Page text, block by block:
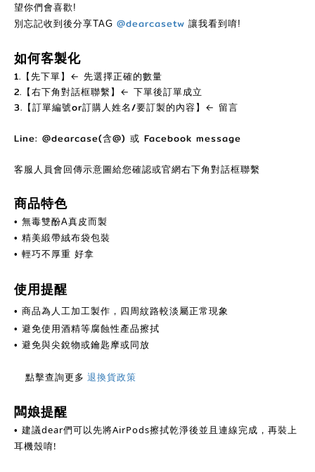
望你們會喜歡!
別忘記收到後分享TAG @dearcasetw 讓我看到唷!
如何客製化
1.【先下單】← 先選擇正確的數量
2.【右下角對話框聯繫】← 下單後訂單成立
3.【訂單編號or訂購人姓名/要訂製的內容】← 留言
Line: @dearcase(含@) 或 Facebook message
客服人員會回傳示意圖給您確認或官網右下角對話框聯繫
商品特色
• 無毒雙酚A真皮而製
• 精美緞帶絨布袋包裝
• 輕巧不厚重 好拿
使用提醒
• 商品為人工加工製作，四周紋路較淡屬正常現象
• 避免使用酒精等腐蝕性產品擦拭
• 避免與尖銳物或鑰匙摩或同放
點擊查詢更多 退換貨政策
闆娘提醒
• 建議dear們可以先將AirPods擦拭乾淨後並且連線完成， 再裝上
耳機殼唷!